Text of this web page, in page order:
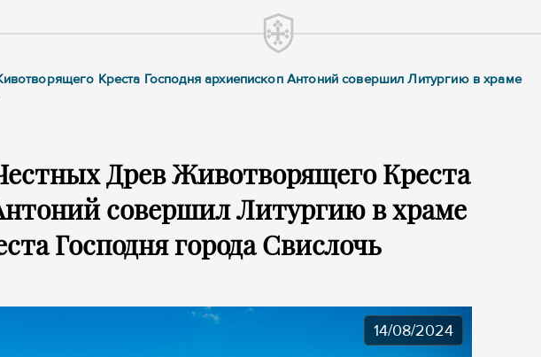
Креста Господня архиепископ Антоний совершил Литургию в храме
Древ Животворящего Креста
совершил Литургию в храме
Господня города Свислочь
14/08/2024